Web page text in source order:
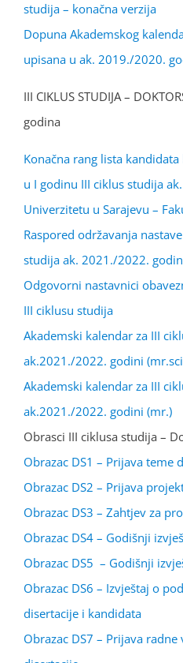
studija – konačna verzija
Dopuna Akademskog
upisana u ak. 2019./2020.
III CIKLUS STUDIJA –
godina
Konačna rang lista
u I godinu III ciklus studija
Univerzitetu u Sarajevu –
Raspored održavanja
studija ak. 2021./2022.
Odgovorni nastavnici
III ciklusu studija
Akademski kalendar za III
ak.2021./2022. godini
Akademski kalendar za III
ak.2021./2022. godini (mr.)
Obrasci III ciklusa studija –
Obrazac DS1 – Prijava teme
Obrazac DS2 – Prijava
Obrazac DS3 – Zahtjev za
Obrazac DS4 – Godišnji
Obrazac DS5 – Godišnji
Obrazac DS6 – Izvještaj o
disertacije i kandidata
Obrazac DS7 – Prijava